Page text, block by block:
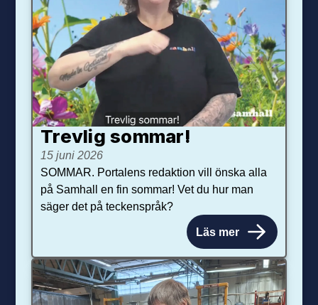
Trevlig sommar!
15 juni 2026
SOMMAR. Portalens redaktion vill önska alla
på Samhall en fin sommar! Vet du hur man
säger det på teckenspråk?
Läs mer